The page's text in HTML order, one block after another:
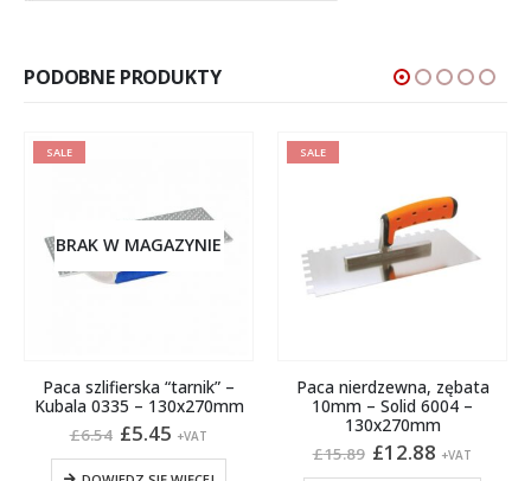
PODOBNE PRODUKTY
SALE
BRAK W MAGAZYNIE
Paca szlifierska “tarnik” –
Kubala 0335 – 130x270mm
£6.54 Pierwotna
wynosiła:
£5.45 Aktualna
wynosi:
+VAT
SALE
Paca nierdzewna, zębata
10mm – Solid 6004 –
130x270mm
£15.89 Pierwotna
£12.88 Aktualna
+VAT